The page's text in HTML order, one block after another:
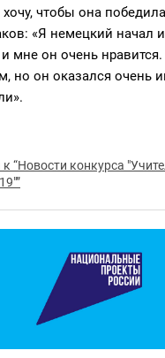
чтобы она
«Я немецкий начал
мне он очень
но он оказался очень
к “Новости конкурса